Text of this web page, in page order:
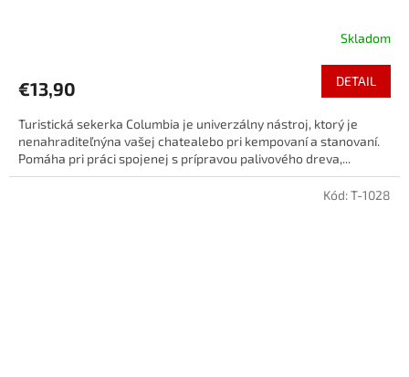
Skladom
€13,90 DETAIL
Turistická sekerka Columbia je univerzálny nástroj, ktorý je
nenahraditeľnýna vašej chatealebo pri kempovaní a stanovaní.
Pomáha pri práci spojenej s prípravou palivového dreva,...
Kód:T-1028